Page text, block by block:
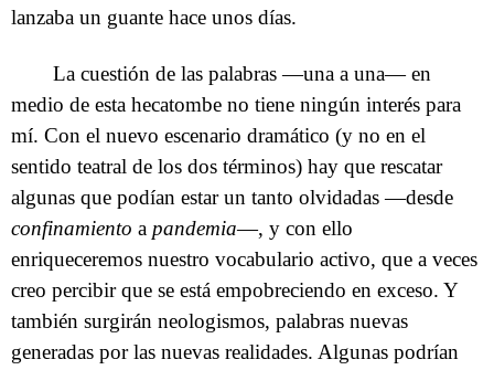
lanzaba un guante hace unos días.
La cuestión de las palabras —una a una— en
medio de esta hecatombe no tiene ningún interés para
mí. Con el nuevo escenario dramático (y no en el
sentido teatral de los dos términos) hay que rescatar
algunas que podían estar un tanto olvidadas —desde
confinamiento a pandemia—, y con ello
enriqueceremos nuestro vocabulario activo, que a veces
creo percibir que se está empobreciendo en exceso. Y
también surgirán neologismos, palabras nuevas
generadas por las nuevas realidades. Algunas podrían